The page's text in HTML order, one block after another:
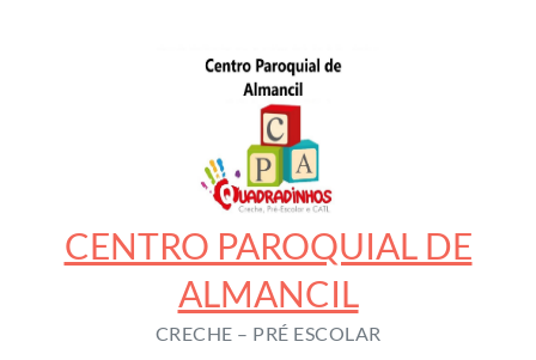
CENTRO PAROQUIAL DE
ALMANCIL
CRECHE – PRÉ ESCOLAR